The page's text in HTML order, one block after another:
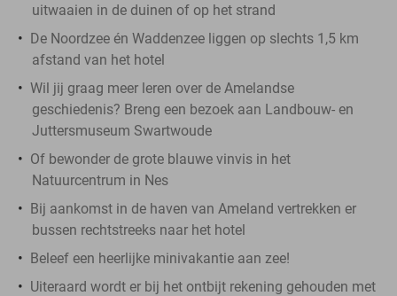
uitwaaien in de duinen of op het strand
De Noordzee én Waddenzee liggen op slechts 1,5 km
afstand van het hotel
Wil jij graag meer leren over de Amelandse
geschiedenis? Breng een bezoek aan Landbouw- en
Juttersmuseum Swartwoude
Of bewonder de grote blauwe vinvis in het
Natuurcentrum in Nes
Bij aankomst in de haven van Ameland vertrekken er
bussen rechtstreeks naar het hotel
Beleef een heerlijke minivakantie aan zee!
Uiteraard wordt er bij het ontbijt rekening gehouden met